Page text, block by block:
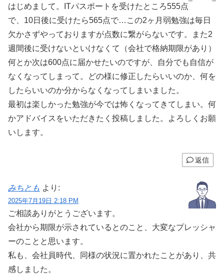
はじめまして。ITパスポートを受けたところ555点
で、10日後に受けたら565点で…この2ヶ月弱勉強は毎日
欠かさずやっておりますが点数に繋がらないです。また2
週間後に受けないといけなくて（会社で格納期限があり）
何とか次は600点に届かせたいのですが、自分でも自信が
なくなってしまって。どの様に修正したらいいのか、何を
したらいいのか分からなくなってしまいました。
最初は楽しかった勉強が今では怖くなってきてしまい。何
かアドバイスをいただきたく投稿しました。よろしくお願
いします。
返信
みちとも より:
2025年7月19日 2:18 PM
ご相談ありがとうございます。
会社から期限が示されているとのこと、大変なプレッシャ
ーのことと思います。
私も、会社員時代、同様の状況に置かれたことがあり、共
感しました。